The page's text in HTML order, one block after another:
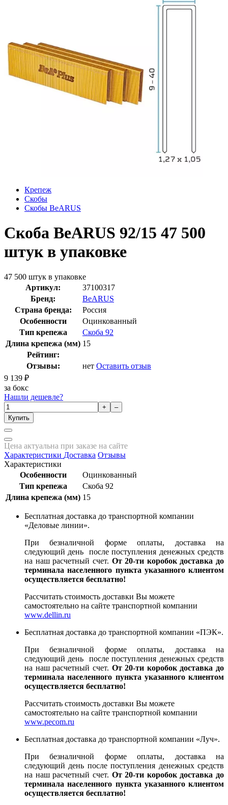
Крепеж
Скобы
Скобы BeARUS
Скоба BeARUS 92/15 47 500
штук в упаковке
47 500 штук в упаковке
Артикул:
37100317
Бренд:
BeARUS
Страна бренда:
Россия
Особенности
Оцинкованный
Тип крепежа
Скоба 92
Длина крепежа (мм) 15
Рейтинг:
Отзывы:
нет Оставить отзыв
9 139 ₽
за бокс
Нашли дешевле?
+
–
Купить
Цена актуальна при заказе на сайте
Характеристики Доставка Отзывы
Характеристики
Особенности
Оцинкованный
Тип крепежа
Скоба 92
Длина крепежа (мм) 15
Бесплатная доставка до транспортной компании
«Деловые линии».
При безналичной форме оплаты, доставка на
следующий день после поступления денежных средств
на наш расчетный счет. От 20-ти коробок доставка до
терминала населенного пункта указанного клиентом
осуществляется бесплатно!
Рассчитать стоимость доставки Вы можете
самостоятельно на сайте транспортной компании
www.dellin.ru
Бесплатная доставка до транспортной компании «ПЭК».
При безналичной форме оплаты, доставка на
следующий день после поступления денежных средств
на наш расчетный счет. От 20-ти коробок доставка до
терминала населенного пункта указанного клиентом
осуществляется бесплатно!
Рассчитать стоимость доставки Вы можете
самостоятельно на сайте транспортной компании
www.pecom.ru
Бесплатная доставка до транспортной компании «Луч».
При безналичной форме оплаты, доставка на
следующий день после поступления денежных средств
на наш расчетный счет. От 20-ти коробок доставка до
терминала населенного пункта указанного клиентом
осуществляется бесплатно!